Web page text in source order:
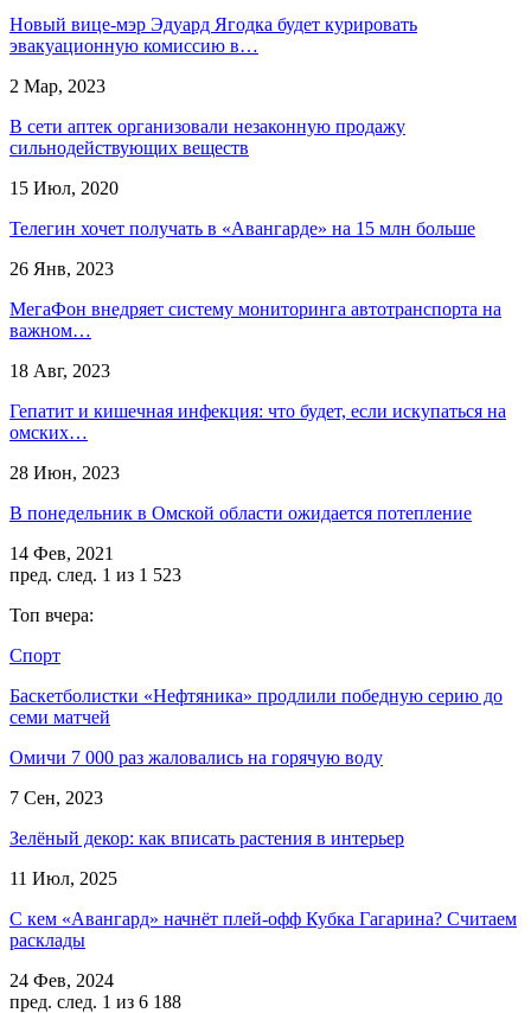
Новый вице-мэр Эдуард Ягодка будет курировать
эвакуационную комиссию в…
2 Мар, 2023
В сети аптек организовали незаконную продажу
сильнодействующих веществ
15 Июл, 2020
Телегин хочет получать в «Авангарде» на 15 млн больше
26 Янв, 2023
МегаФон внедряет систему мониторинга автотранспорта на
важном…
18 Авг, 2023
Гепатит и кишечная инфекция: что будет, если искупаться на
омских…
28 Июн, 2023
В понедельник в Омской области ожидается потепление
14 Фев, 2021
пред. след. 1 из 1 523
Топ вчера:
Спорт
Баскетболистки «Нефтяника» продлили победную серию до
семи матчей
Омичи 7 000 раз жаловались на горячую воду
7 Сен, 2023
Зелёный декор: как вписать растения в интерьер
11 Июл, 2025
С кем «Авангард» начнёт плей-офф Кубка Гагарина? Считаем
расклады
24 Фев, 2024
пред. след. 1 из 6 188